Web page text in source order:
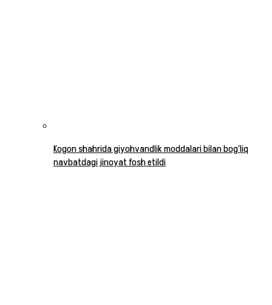
Kogon shahrida giyohvandlik moddalari bilan bog‘liq
navbatdagi jinoyat fosh etildi